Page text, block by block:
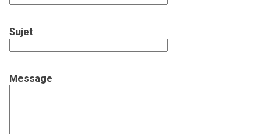
Sujet
Message